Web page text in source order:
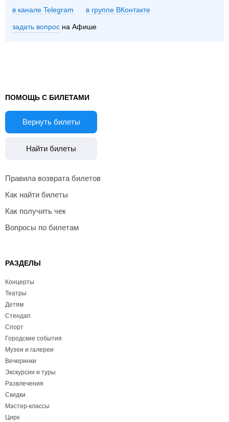
в канале Telegram группе ВКонтакте
задать вопрос на Афише
ПОМОЩЬ С БИЛЕТАМИ
Вернуть билеты
Найти билеты
Правила возврата билетов
Как найти билеты
Как получить чек
Вопросы по билетам
РАЗДЕЛЫ
Концерты
Театры
Детям
Стендап
Спорт
Городские события
Музеи и галереи
Вечеринки
Экскурсии и туры
Развлечения
Скидки
Мастер-классы
Цирк